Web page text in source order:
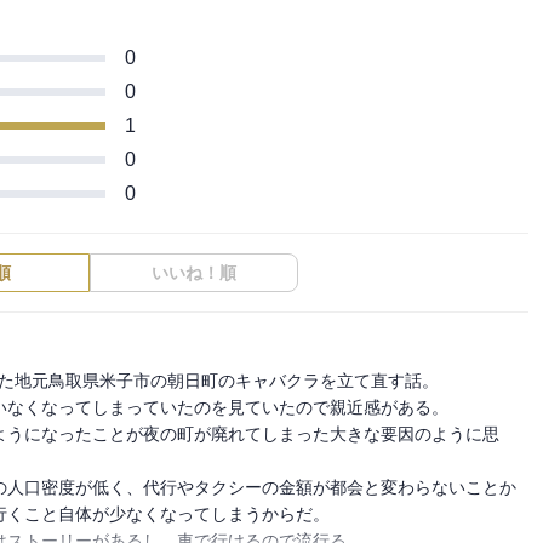
0
0
1
0
0
いいね！順
元鳥取県米子市の朝日町のキャバクラを立て直す話。
くなってしまっていたのを見ていたので親近感がある。
になったことが夜の町が廃れてしまった大きな要因のように思
口密度が低く、代行やタクシーの金額が都会と変わらないことか
こと自体が少なくなってしまうからだ。